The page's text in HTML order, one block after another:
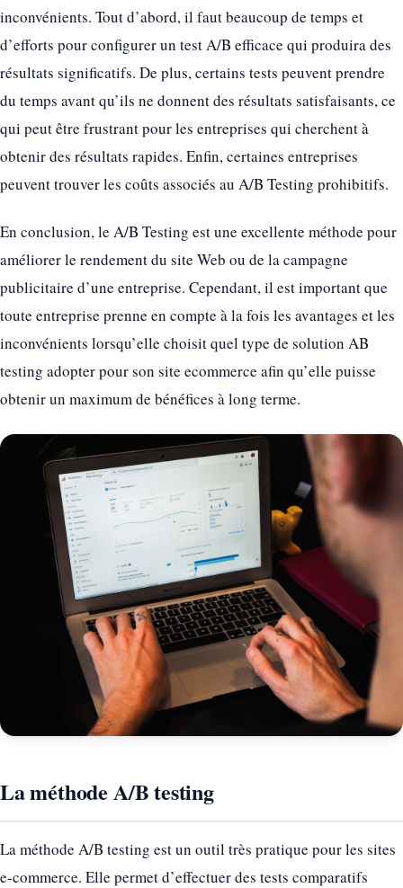
inconvénients. Tout d’abord, il faut beaucoup de temps et
d’efforts pour configurer un test A/B efficace qui produira des
résultats significatifs. De plus, certains tests peuvent prendre
du temps avant qu’ils ne donnent des résultats satisfaisants, ce
qui peut être frustrant pour les entreprises qui cherchent à
obtenir des résultats rapides. Enfin, certaines entreprises
peuvent trouver les coûts associés au A/B Testing prohibitifs.
En conclusion, le A/B Testing est une excellente méthode pour
améliorer le rendement du site Web ou de la campagne
publicitaire d’une entreprise. Cependant, il est important que
toute entreprise prenne en compte à la fois les avantages et les
inconvénients lorsqu’elle choisit quel type de solution AB
testing adopter pour son site ecommerce afin qu’elle puisse
obtenir un maximum de bénéfices à long terme.
La méthode A/B testing
La méthode A/B testing est un outil très pratique pour les sites
e-commerce. Elle permet d’effectuer des tests comparatifs